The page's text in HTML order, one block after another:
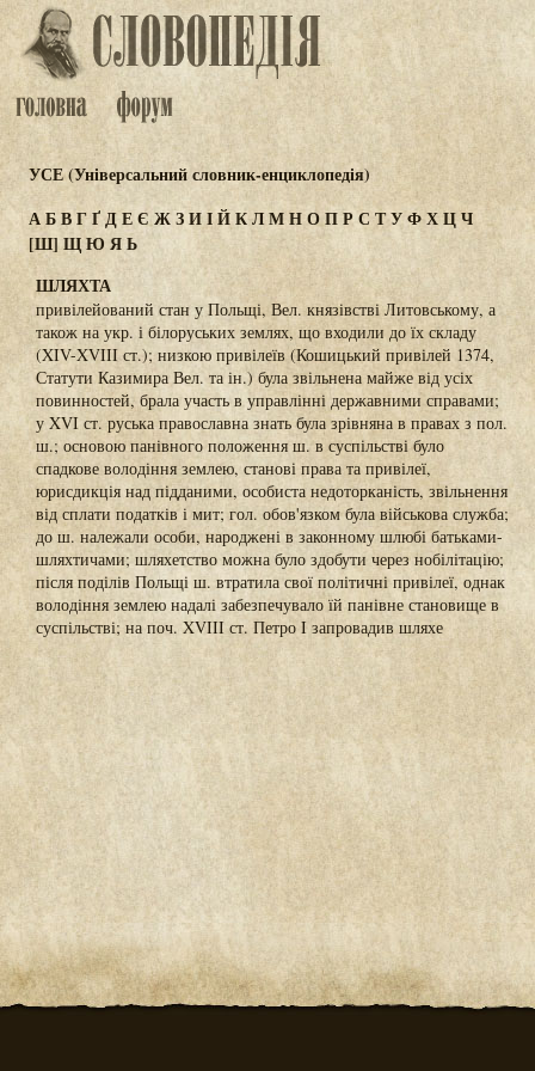
УСЕ (Універсальний словник-енциклопедія)
АБВГҐДЕЄ ЖЗИІЙКЛМНОПРС ТУФХЦЧ
[Ш]ЩЮ ЯЬ
ШЛЯХТА
привілейований стан у Польщі, Вел. князівстві Литовському, а
також на укр. і білоруських землях, що входили до їх складу
(XIV-XVIII ст.); низкою привілеїв (Кошицький привілей 1374,
Статути Казимира Вел. та ін.) була звільнена майже від усіх
повинностей, брала участь в управлінні державними справами;
у XVI ст. руська православна знать була зрівняна в правах з пол.
ш.; основою панівного положення ш. в суспільстві було
спадкове володіння землею, станові права та привілеї,
юрисдикція над підданими, особиста недоторканість, звільнення
від сплати податків і мит; гол. обов'язком була військова служба;
до ш. належали особи, народжені в законному шлюбі батьками-
шляхтичами; шляхетство можна було здобути через нобілітацію;
після поділів Польщі ш. втратила свої політичні привілеї, однак
володіння землею надалі забезпечувало їй панівне становище в
суспільстві; на поч. XVIII ст. Петро I запровадив шляхе